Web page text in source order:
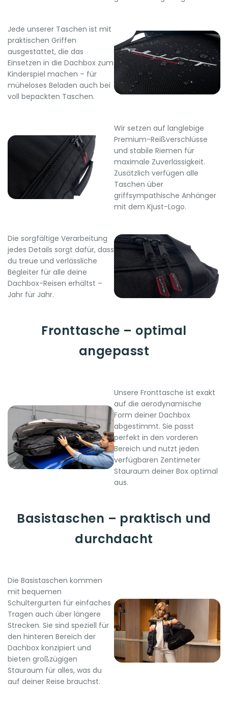
Jede unserer Taschen ist mit
praktischen Griffen
ausgestattet, die das
Einsetzen in die Dachbox zum
Kinderspiel machen – für
müheloses Beladen auch bei
voll bepackten Taschen.
Wir setzen auf langlebige
Premium-Reißverschlüsse
und stabile Riemen für
maximale Zuverlässigkeit.
Zusätzlich verfügen alle
Taschen über
griffsympathische Anhänger
mit dem Kjust-Logo.
Die sorgfältige Verarbeitung
jedes Details sorgt dafür, dass
du treue und verlässliche
Begleiter für alle deine
Dachbox-Reisen erhältst –
Jahr für Jahr.
Fronttasche – optimal
angepasst
Unsere Fronttasche ist exakt
auf die aerodynamische
Form deiner Dachbox
abgestimmt. Sie passt
perfekt in den vorderen
Bereich und nutzt jeden
verfügbaren Zentimeter
Stauraum deiner Box optimal
aus.
Basistaschen – praktisch und
durchdacht
Die Basistaschen kommen
mit bequemen
Schultergurten für einfaches
Tragen auch über längere
Strecken. Sie sind speziell für
den hinteren Bereich der
Dachbox konzipiert und
bieten großzügigen
Stauraum für alles, was du
auf deiner Reise brauchst.